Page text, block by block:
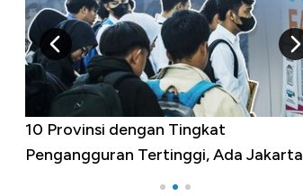
10 Provinsi dengan Tingkat
Pengangguran Tertinggi, Ada Jakarta